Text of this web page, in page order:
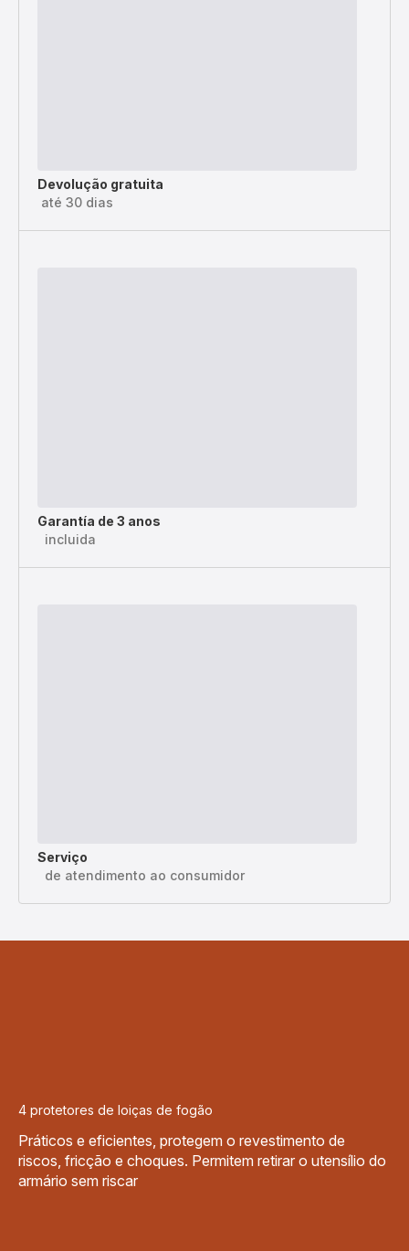
Devolução gratuita
até 30 dias
Garantía de 3 anos
incluida
Serviço
de atendimento ao consumidor
4 protetores de loiças de fogão
Práticos e eficientes, protegem o revestimento de
riscos, fricção e choques. Permitem retirar o utensílio do
armário sem riscar